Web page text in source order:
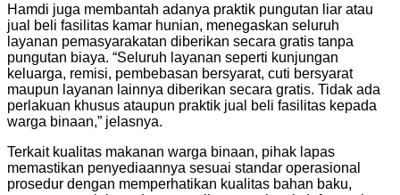
Hamdi juga membantah adanya praktik pungutan liar atau
jual beli fasilitas kamar hunian, menegaskan seluruh
layanan pemasyarakatan diberikan secara gratis tanpa
pungutan biaya. “Seluruh layanan seperti kunjungan
keluarga, remisi, pembebasan bersyarat, cuti bersyarat
maupun layanan lainnya diberikan secara gratis. Tidak ada
perlakuan khusus ataupun praktik jual beli fasilitas kepada
warga binaan,” jelasnya.
Terkait kualitas makanan warga binaan, pihak lapas
memastikan penyediaannya sesuai standar operasional
prosedur dengan memperhatikan kualitas bahan baku,